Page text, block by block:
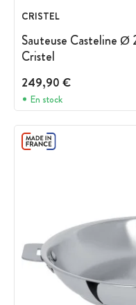
CRISTEL
Sauteuse Casteline Ø
Cristel
249,90 €
En stock